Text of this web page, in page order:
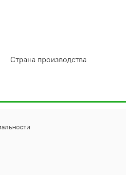
Страна производства